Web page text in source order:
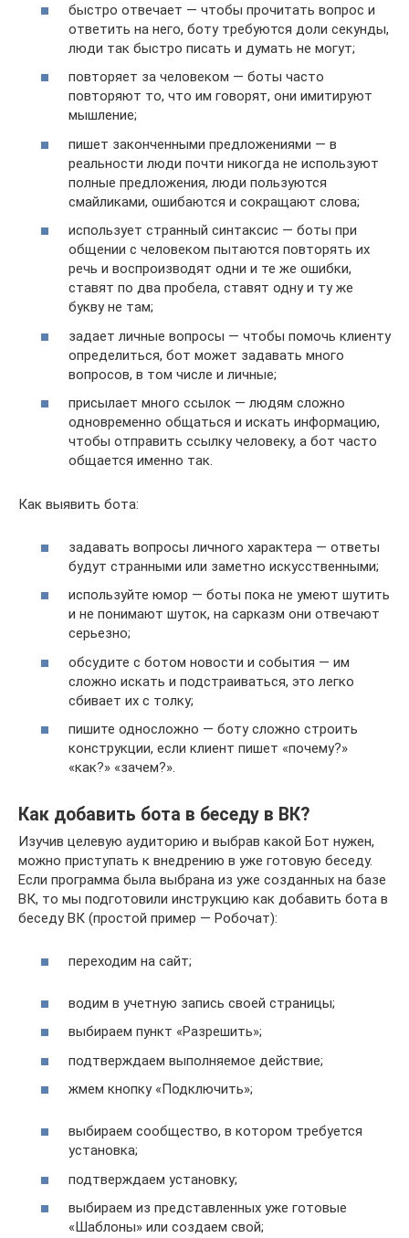
быстро отвечает — чтобы прочитать вопрос и
ответить на него, боту требуются доли секунды,
люди так быстро писать и думать не могут;
повторяет за человеком — боты часто
повторяют то, что им говорят, они имитируют
мышление;
пишет законченными предложениями — в
реальности люди почти никогда не используют
полные предложения, люди пользуются
смайликами, ошибаются и сокращают слова;
использует странный синтаксис — боты при
общении с человеком пытаются повторять их
речь и воспроизводят одни и те же ошибки,
ставят по два пробела, ставят одну и ту же
букву не там;
задает личные вопросы — чтобы помочь клиенту
определиться, бот может задавать много
вопросов, в том числе и личные;
присылает много ссылок — людям сложно
одновременно общаться и искать информацию,
чтобы отправить ссылку человеку, а бот часто
общается именно так.
Как выявить бота:
задавать вопросы личного характера — ответы
будут странными или заметно искусственными;
используйте юмор — боты пока не умеют шутить
и не понимают шуток, на сарказм они отвечают
серьезно;
обсудите с ботом новости и события — им
сложно искать и подстраиваться, это легко
сбивает их с толку;
пишите односложно — боту сложно строить
конструкции, если клиент пишет «почему?»
«как?» «зачем?».
Как добавить бота в беседу в ВК?
Изучив целевую аудиторию и выбрав какой Бот нужен,
можно приступать к внедрению в уже готовую беседу.
Если программа была выбрана из уже созданных на базе
ВК, то мы подготовили инструкцию как добавить бота в
беседу ВК (простой пример — Робочат):
переходим на сайт;
водим в учетную запись своей страницы;
выбираем пункт «Разрешить»;
подтверждаем выполняемое действие;
жмем кнопку «Подключить»;
выбираем сообщество, в котором требуется
установка;
подтверждаем установку;
выбираем из представленных уже готовые
«Шаблоны» или создаем свой;